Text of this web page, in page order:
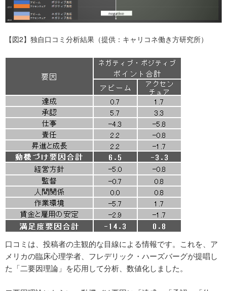
【図2】独自口コミ分析結果（提供：キャリコネ働き方研究所）
口コミは、投稿者の主観的な目線による情報です。これを、ア
メリカの臨床心理学者、フレデリック・ハーズバーグが提唱し
た「二要因理論」を応用して分析、数値化しました。